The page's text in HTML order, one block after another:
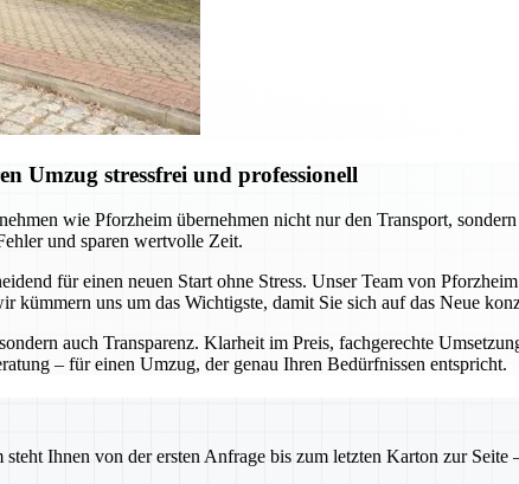
Umzug stressfrei und professionell
wie Pforzheim übernehmen nicht nur den Transport,
und sparen wertvolle Zeit.
für einen neuen Start ohne Stress. Unser Team von
uns um das Wichtigste, damit Sie sich auf das Neue
auch Transparenz. Klarheit im Preis, fachgerechte
– für einen Umzug, der genau Ihren Bedürfnissen entspricht.
Ihnen von der ersten Anfrage bis zum letzten Karton zur